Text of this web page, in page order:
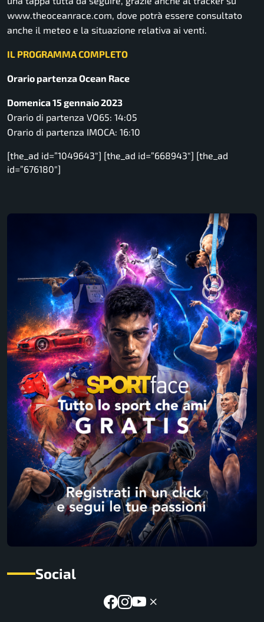
www.theoceanrace.com, dove potrà essere consultato
anche il meteo e la situazione relativa ai venti.
IL PROGRAMMA COMPLETO
Orario partenza Ocean Race
Domenica 15 gennaio 2023
Orario di partenza VO65: 14:05
Orario di partenza IMOCA: 16:10
[the_ad id=”1049643″] [the_ad id=”668943″] [the_ad
id=”676180″]
Social